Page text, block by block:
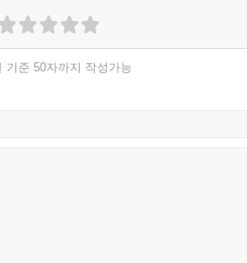
기준 50자까지 작성가능